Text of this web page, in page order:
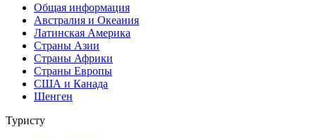
Общая информация
Австралия и Океания
Латинская Америка
Страны Азии
Страны Африки
Страны Европы
США и Канада
Шенген
Туристу